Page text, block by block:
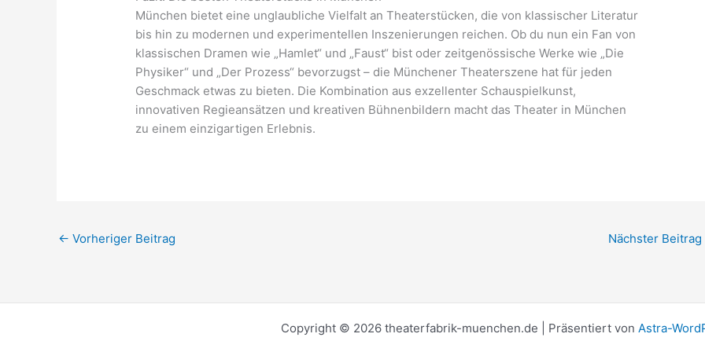
München bietet eine unglaubliche Vielfalt an Theaterstücken, die von klassischer Literatur
bis hin zu modernen und experimentellen Inszenierungen reichen. Ob du nun ein Fan von
klassischen Dramen wie „Hamlet“ und „Faust“ bist oder zeitgenössische Werke wie „Die
Physiker“ und „Der Prozess“ bevorzugst – die Münchener Theaterszene hat für jeden
Geschmack etwas zu bieten. Die Kombination aus exzellenter Schauspielkunst,
innovativen Regieansätzen und kreativen Bühnenbildern macht das Theater in München
zu einem einzigartigen Erlebnis.
← Vorheriger Beitrag Nächster Beitrag
Copyright © 2026 theaterfabrik-muenchen.de | Präsentiert von Astra-